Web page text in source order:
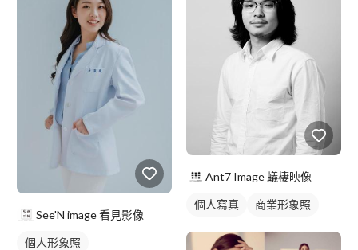
See'N image 看見影像
個人形象照
Ant7 Image 蟻棲映像
個人寫真
商業形象照